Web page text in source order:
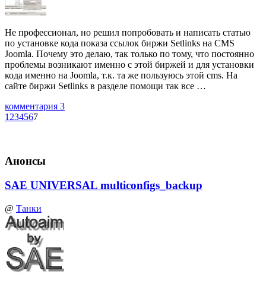
Не профессионал, но решил попробовать и написать статью
по установке кода показа ссылок биржи Setlinks на CMS
Joomla. Почему это делаю, так только по тому, что постоянно
проблемы возникают именно с этой биржей и для установки
кода именно на Joomla, т.к. та же пользуюсь этой cms. На
сайте биржи Setlinks в разделе помощи так все …
комментария 3
1 234567
Анонсы
SAE UNIVERSAL multiconfigs_backup
@ Танки